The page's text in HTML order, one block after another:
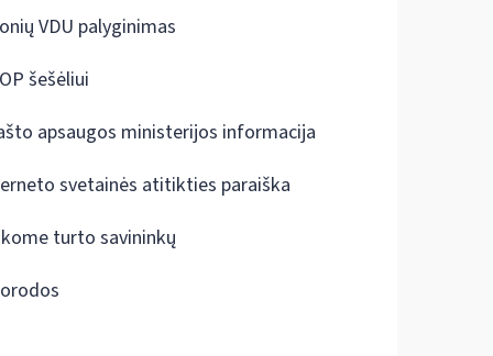
VDU palyginimas
šešėliui
apsaugos ministerijos informacija
svetainės atitikties paraiška
turto savininkų